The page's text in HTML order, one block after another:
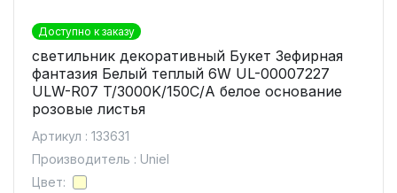
Доступно к заказу
светильник декоративный Букет Зефирная
фантазия Белый теплый 6W UL-00007227
ULW-R07 T/3000K/150C/A белое основание
розовые листья
Артикул : 133631
Производитель : Uniel
Цвет: